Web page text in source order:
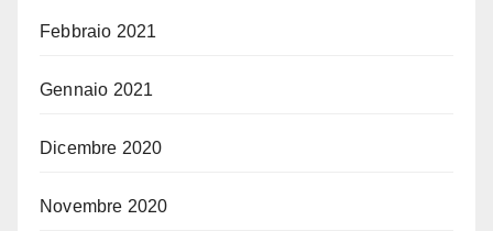
Febbraio 2021
Gennaio 2021
Dicembre 2020
Novembre 2020